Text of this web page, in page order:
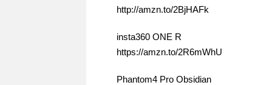
http://amzn.to/2BjHAFk
insta360 ONE R
https://amzn.to/2R6mWhU
Phantom4 Pro Obsidian